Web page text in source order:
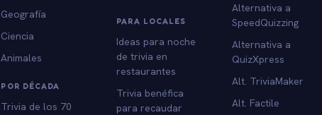
Geografía
Ciencia
Animales
POR DÉCADA
Trivia de los 70
PARA LOCALES
Ideas para noche
de trivia en
restaurantes
Trivia benéfica
para recaudar
Alternativa a
SpeedQuizzing
Alternativa a
QuizXpress
Alt. TriviaMaker
Alt. Factile